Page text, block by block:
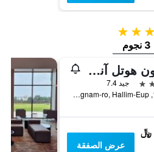
3 نجوم
3 نجوم
راون هوتل آند ريزورت
جيد 7.4
127, Geumneungnam-ro, Hallim-Eup, جيجو, كوريا الجنوبية
عرض الصفقة